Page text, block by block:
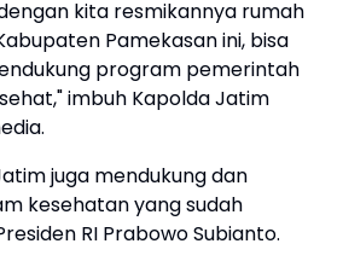
kita resmikannya rumah
Pamekasan ini, bisa
program pemerintah
imbuh Kapolda Jatim
juga mendukung dan
kesehatan yang sudah
RI Prabowo Subianto.